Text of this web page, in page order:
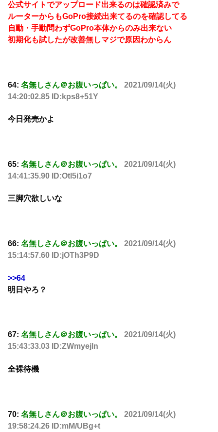
公式サイトでアップロード出来るのは確認済みで
ルーターからもGoPro接続出来てるのを確認してる
自動・手動問わずGoPro本体からのみ出来ない
初期化も試したが改善無しマジで原因わからん
64: 名無しさん＠お腹いっぱい。
2021/09/14(火)
14:20:02.85 ID:kps8+51Y
今日発売かよ
65: 名無しさん＠お腹いっぱい。
2021/09/14(火)
14:41:35.90 ID:Otl5i1o7
三脚穴欲しいな
66: 名無しさん＠お腹いっぱい。
2021/09/14(火)
15:14:57.60 ID:jOTh3P9D
>>64
明日やろ？
67: 名無しさん＠お腹いっぱい。
2021/09/14(火)
15:43:33.03 ID:ZWmyejln
全裸待機
70: 名無しさん＠お腹いっぱい。
2021/09/14(火)
19:58:24.26 ID:mM/UBg+t